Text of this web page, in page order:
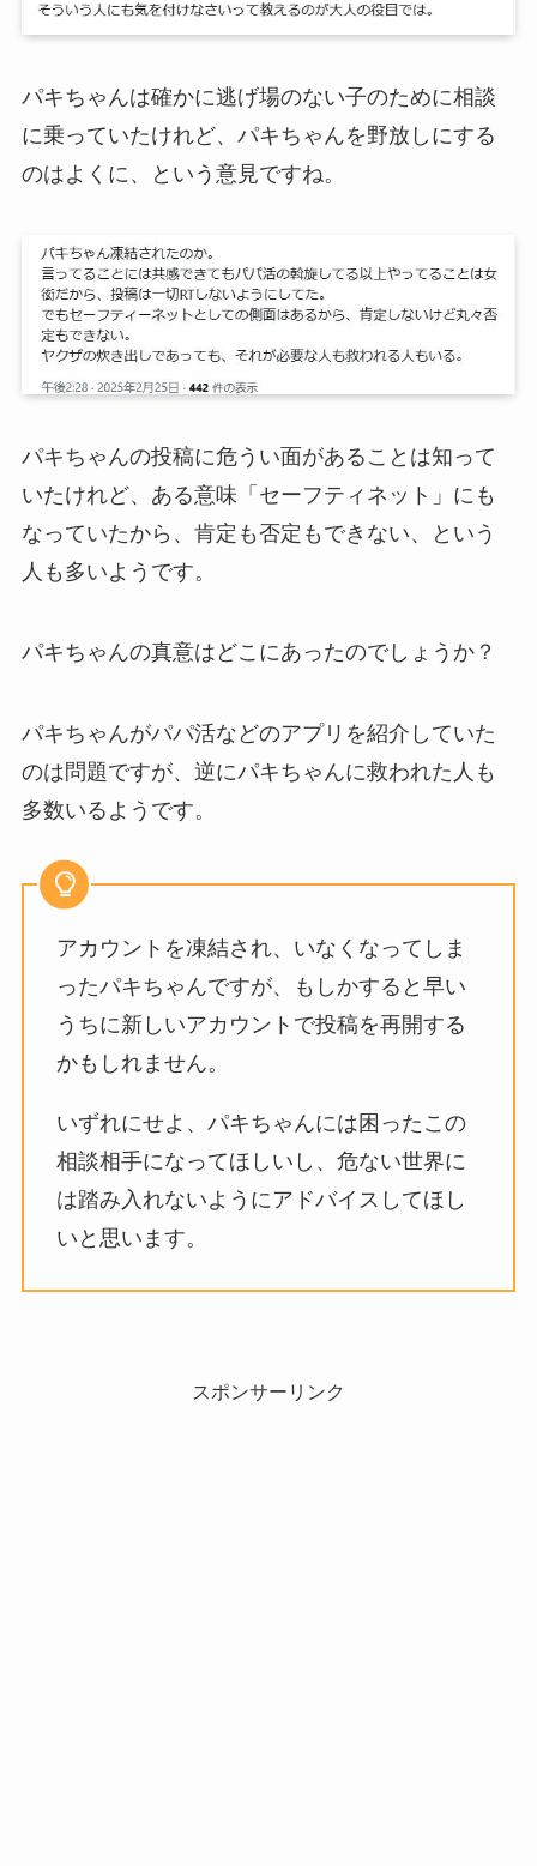
パキちゃんは確かに逃げ場のない子のために相談
に乗っていたけれど、パキちゃんを野放しにする
のはよくに、という意見ですね。
パキちゃんの投稿に危うい面があることは知って
いたけれど、ある意味「セーフティネット」にも
なっていたから、肯定も否定もできない、という
人も多いようです。
パキちゃんの真意はどこにあったのでしょうか？
パキちゃんがパパ活などのアプリを紹介していた
のは問題ですが、逆にパキちゃんに救われた人も
多数いるようです。
アカウントを凍結され、いなくなってしま
ったパキちゃんですが、もしかすると早い
うちに新しいアカウントで投稿を再開する
かもしれません。
いずれにせよ、パキちゃんには困ったこの
相談相手になってほしいし、危ない世界に
は踏み入れないようにアドバイスしてほし
いと思います。
スポンサーリンク